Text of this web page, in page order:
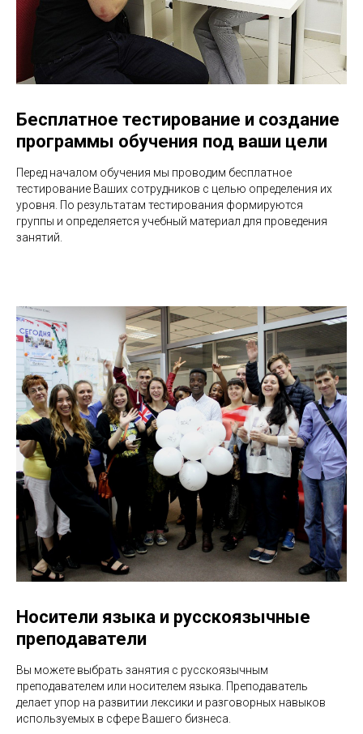
Бесплатное тестирование и создание
программы обучения под ваши цели
Перед началом обучения мы проводим бесплатное
тестирование Ваших сотрудников с целью определения их
уровня. По результатам тестирования формируются
группы и определяется учебный материал для проведения
занятий.
Носители языка и русскоязычные
преподаватели
Вы можете выбрать занятия с русскоязычным
преподавателем или носителем языка. Преподаватель
делает упор на развитии лексики и разговорных навыков
используемых в сфере Вашего бизнеса.